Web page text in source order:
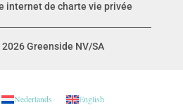
internet de charte vie privée
Greenside NV/SA
Nederlands English